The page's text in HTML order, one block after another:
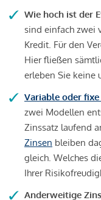
Wie hoch ist der
sind einfach zwei
Kredit. Für den
Hier fließen
erleben Sie keine
Variable oder fixe
zwei Modellen
Zinssatz laufend
Zinsen bleiben
gleich. Welches
Ihrer
Anderweitige